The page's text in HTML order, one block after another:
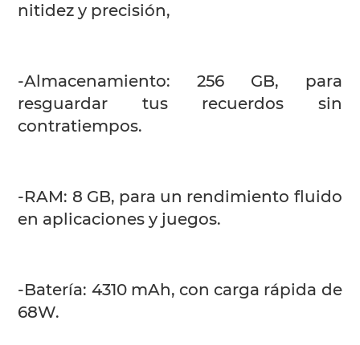
nitidez y precisión,
-Almacenamiento: 256 GB, para
resguardar tus recuerdos sin
contratiempos.
-RAM: 8 GB, para un rendimiento fluido
en aplicaciones y juegos.
-Batería: 4310 mAh, con carga rápida de
68W.